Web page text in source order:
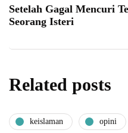
Setelah Gagal Mencuri
Seorang Isteri
Related posts
keislaman opini